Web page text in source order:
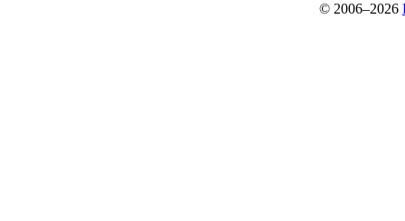
© 2006–2026